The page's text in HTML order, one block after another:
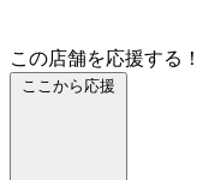
この店舗を応援する！
ここから応援